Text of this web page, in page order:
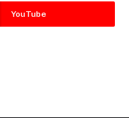
YouTube